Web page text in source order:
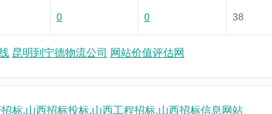
0 0 38
昆明到宁德物流公司 网站价值评估网
标,山西招标投标,山西工程招标,山西招标信息网站